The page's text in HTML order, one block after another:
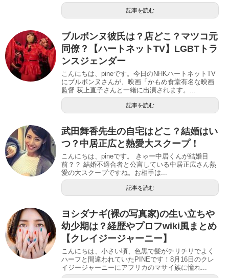
記事を読む
ブルボンヌ彼氏は？店どこ？マツコ元
同僚？【ハートネットTV】LGBTトラ
ンスジェンダー
こんにちは、pineです。今日のNHKハートネットTV
にブルボンヌさんが、映画「かもめ食堂有名な映画
監督 荻上直子さんと一緒に出演されます。...
記事を読む
武田舞香先生の自宅はどこ？結婚はい
つ？中居正広と熱愛大スクープ！
こんにちは、pineです。 きゃー中居くんが結婚目
前？？ 結婚不適合者と公言している中居正広さん熱
愛の大スクープですね。お相手は...
記事を読む
ヨシダナギ(裸の写真家)の生い立ちや
幼少期は？経歴やプロフwiki風まとめ
【クレイジージャーニー】
こんにちは、小さい頃、色黒で髪がチリチリでよく
ハーフと間違われていたPINEです！8月16日のクレ
イジージャーニーにアフリカのマサイ族に憧れ...